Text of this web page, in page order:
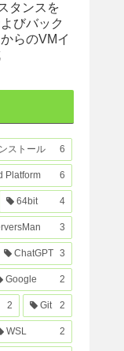
タンスを
びバック
らのVMイ
ストール 6
Platform 6
64bit 4
3
ChatGPT 3
Google 2
2 Git 2
WSL 2